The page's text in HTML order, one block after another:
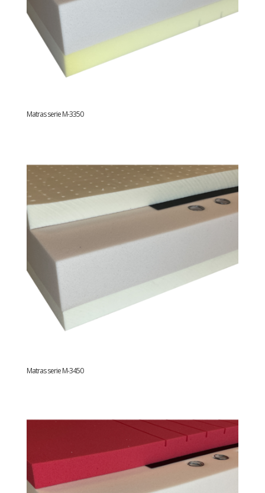
Matras serie M-3350
Matras serie M-3450